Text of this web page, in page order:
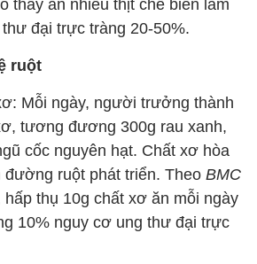
thấy ăn nhiều thịt chế biến làm
đại trực tràng 20-50%.
ruột
Mỗi ngày, người trưởng thành
tương đương 300g rau xanh,
cốc nguyên hạt. Chất xơ hòa
ruột phát triển. Theo BMC
hấp thụ 10g chất xơ ăn mỗi ngày
10% nguy cơ ung thư đại trực